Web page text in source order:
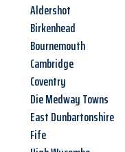
Aldershot
Birkenhead
Bournemouth
Cambridge
Coventry
Die Medway Towns
East Dunbartonshire
Fife